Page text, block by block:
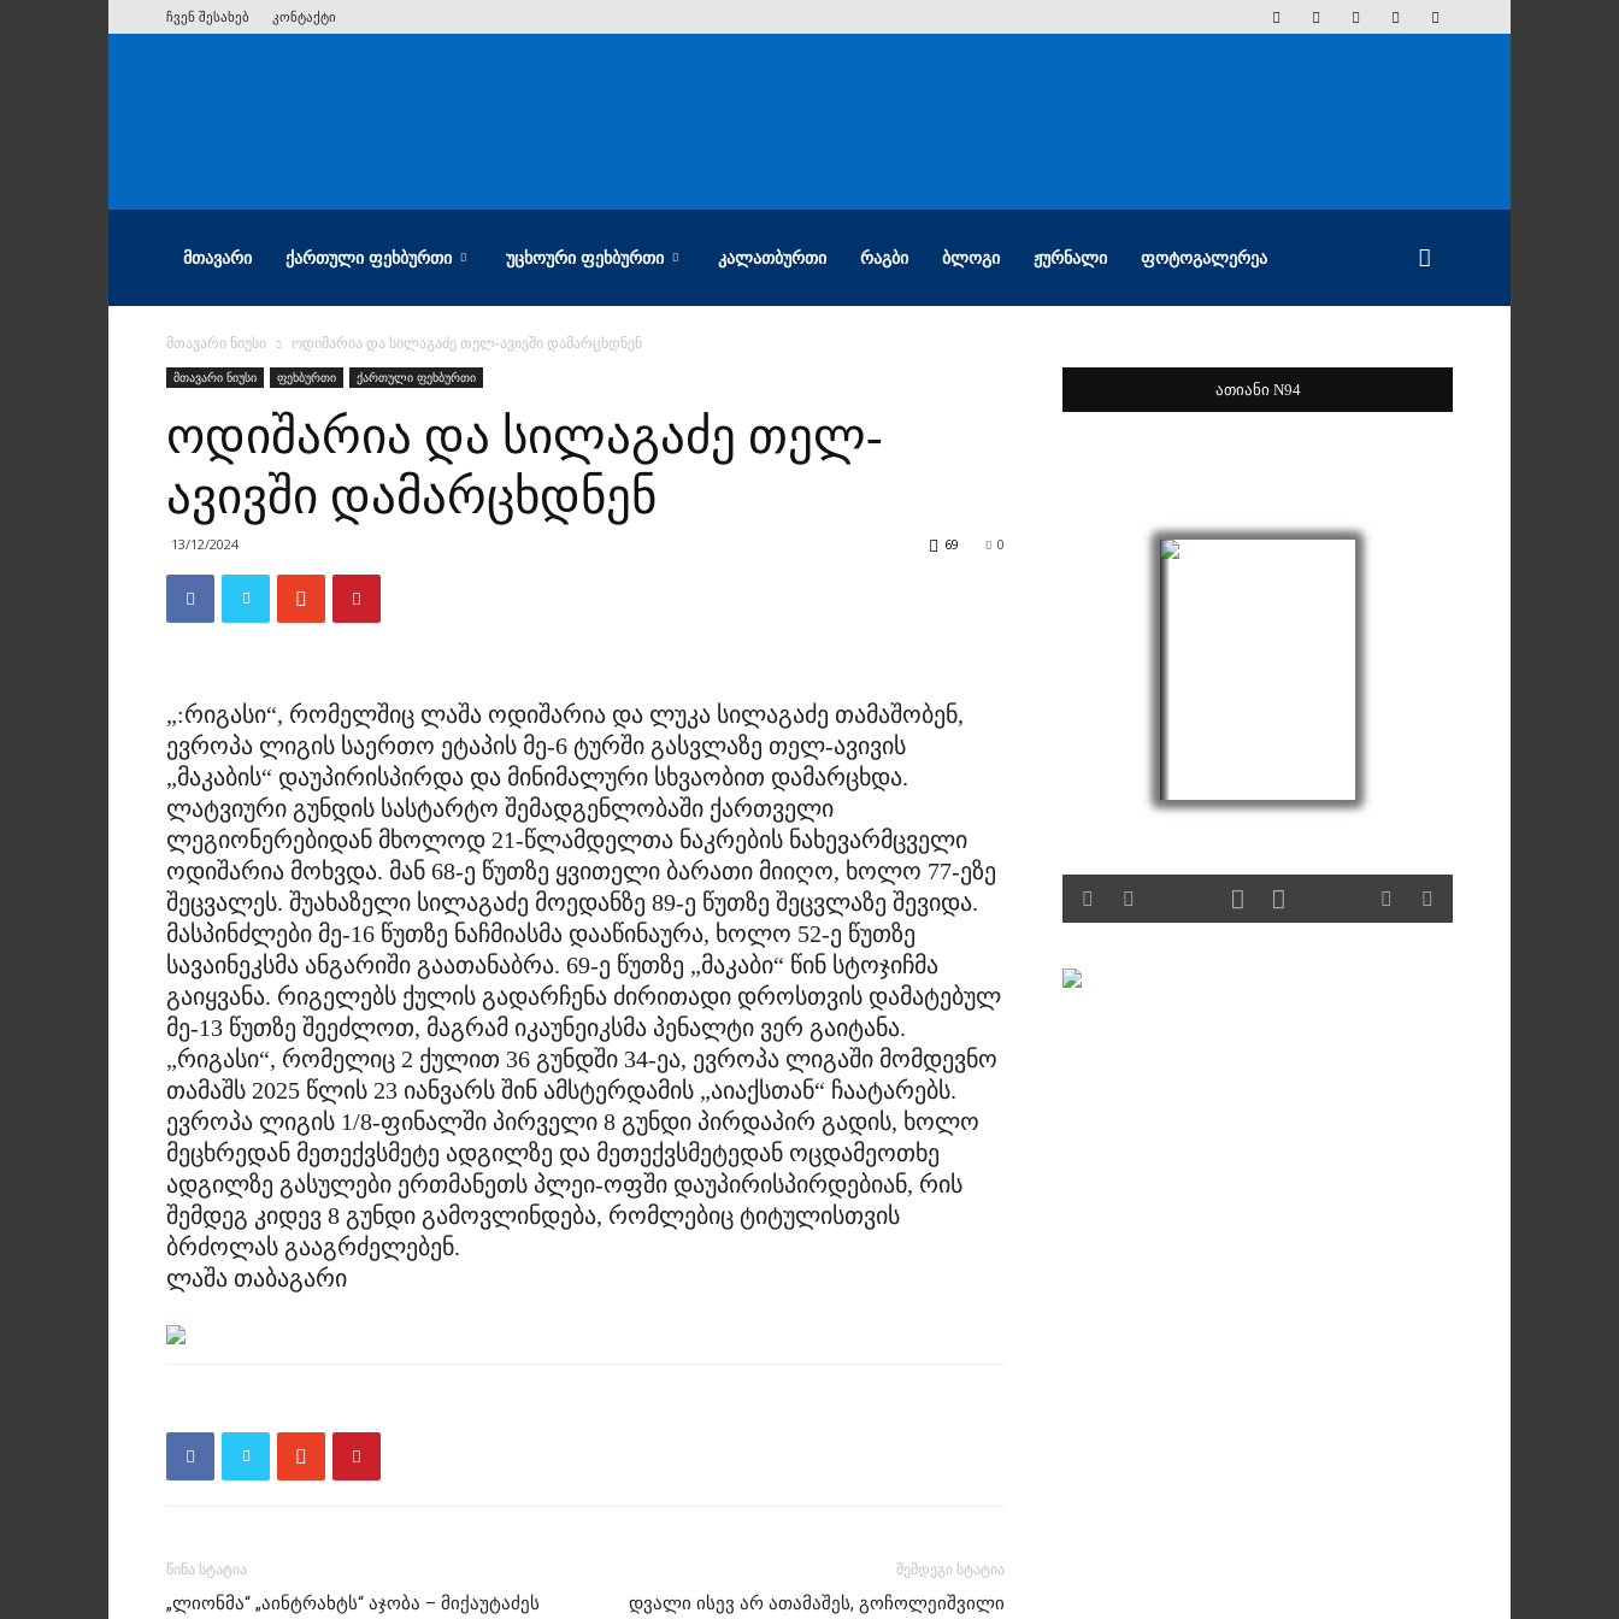
ჩვენ შესახებ კონტაქტი
ᲛᲗᲐᲕᲐᲠᲘ ᲥᲐᲠᲗᲣᲚᲘ ᲤᲔᲮᲑᲣᲠᲗᲘ ᲣᲪᲮᲝᲣᲠᲘ ᲤᲔᲮᲑᲣᲠᲗᲘ ᲙᲐᲚᲐᲗᲑᲣᲠᲗᲘ ᲠᲐᲒᲑᲘ ᲑᲚᲝᲒᲘ ᲟᲣᲠᲜᲐᲚᲘ ᲤᲝᲢᲝᲒᲐᲚᲔᲠᲔᲐ
მთავარი ნიუსი ოდიშარია და სილაგაძე თელ-ავივში დამარცხდნენ
მთავარი ნიუსი ფეხბურთი ქართული ფეხბურთი
ოდიშარია და სილაგაძე თელ-
ავივში დამარცხდნენ
13/12/2024 0
69
„:რიგასი“, რომელშიც ლაშა ოდიშარია და ლუკა სილაგაძე თამაშობენ,
ევროპა ლიგის საერთო ეტაპის მე-6 ტურში გასვლაზე თელ-ავივის
„მაკაბის“ დაუპირისპირდა და მინიმალური სხვაობით დამარცხდა.
ლატვიური გუნდის სასტარტო შემადგენლობაში ქართველი
ლეგიონერებიდან მხოლოდ 21-წლამდელთა ნაკრების ნახევარმცველი
ოდიშარია მოხვდა. მან 68-ე წუთზე ყვითელი ბარათი მიიღო, ხოლო 77-ეზე
შეცვალეს. შუახაზელი სილაგაძე მოედანზე 89-ე წუთზე შეცვლაზე შევიდა.
მასპინძლები მე-16 წუთზე ნაჩმიასმა დააწინაურა, ხოლო 52-ე წუთზე
სავაინეკსმა ანგარიში გაათანაბრა. 69-ე წუთზე „მაკაბი“ წინ სტოჯიჩმა
გაიყვანა. რიგელებს ქულის გადარჩენა ძირითადი დროსთვის დამატებულ
მე-13 წუთზე შეეძლოთ, მაგრამ იკაუნეიკსმა პენალტი ვერ გაიტანა.
„რიგასი“, რომელიც 2 ქულით 36 გუნდში 34-ეა, ევროპა ლიგაში მომდევნო
თამაშს 2025 წლის 23 იანვარს შინ ამსტერდამის „აიაქსთან“ ჩაატარებს.
ევროპა ლიგის 1/8-ფინალში პირველი 8 გუნდი პირდაპირ გადის, ხოლო
მეცხრედან მეთექვსმეტე ადგილზე და მეთექვსმეტედან ოცდამეოთხე
ადგილზე გასულები ერთმანეთს პლეი-ოფში დაუპირისპირდებიან, რის
შემდეგ კიდევ 8 გუნდი გამოვლინდება, რომლებიც ტიტულისთვის
ბრძოლას გააგრძელებენ.
ლაშა თაბაგარი
წინა სტატია
„ლიონმა“ „აინტრახტს“ აჯობა – მიქაუტაძეს
შემდეგი სტატია
დვალი ისევ არ ათამაშეს, გოჩოლეიშვილი
ათიანი N94